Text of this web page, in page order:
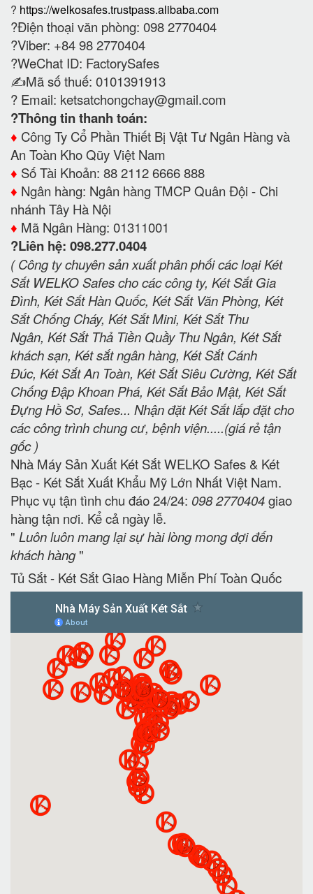
? https://welkosafes.trustpass.alibaba.com
?Điện thoại văn phòng: 098 2770404
?Viber: +84 98 2770404
?WeChat ID: FactorySafes
✍️Mã số thuế: 0101391913
? Email: ketsatchongchay@gmail.com
?Thông tin thanh toán:
♦️ Công Ty Cổ Phần Thiết Bị Vật Tư Ngân Hàng và
An Toàn Kho Qũy Việt Nam
♦️ Số Tài Khoản: 88 2112 6666 888
♦️ Ngân hàng: Ngân hàng TMCP Quân Đội - Chi
nhánh Tây Hà Nội
♦️ Mã Ngân Hàng: 01311001
?Liên hệ: 098.277.0404
( Công ty chuyên sản xuất phân phối các loại Két
Sắt WELKO Safes cho các công ty, Két Sắt Gia
Đình, Két Sắt Hàn Quốc, Két Sắt Văn Phòng, Két
Sắt Chống Cháy, Két Sắt Mini, Két Sắt Thu
Ngân, Két Sắt Thả Tiền Quầy Thu Ngân, Két Sắt
khách sạn, Két sắt ngân hàng, Két Sắt Cánh
Đúc, Két Sắt An Toàn, Két Sắt Siêu Cường, Két Sắt
Chống Đập Khoan Phá, Két Sắt Bảo Mật, Két Sắt
Đựng Hồ Sơ, Safes... Nhận đặt Két Sắt lắp đặt cho
các công trình chung cư, bệnh viện.....(giá rẻ tận
gốc )
Nhà Máy Sản Xuất Két Sắt WELKO Safes & Két
Bạc - Két Sắt Xuất Khẩu Mỹ Lớn Nhất Việt Nam.
Phục vụ tận tình chu đáo 24/24: 098 2770404giao
hàng tận nơi. Kể cả ngày lễ.
" Luôn luôn mang lại sự hài lòng mong đợi đến
khách hàng"
Tủ Sắt - Két Sắt Giao Hàng Miễn Phí Toàn Quốc